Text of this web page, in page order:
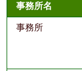
事務所名
事務所